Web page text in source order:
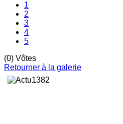
1
2
3
4
5
(0) Vôtes
Retourner à la galerie